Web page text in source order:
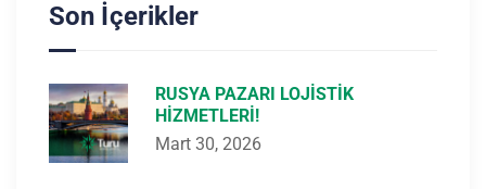
Son İçerikler
RUSYA PAZARI LOJISTIK
HIZMETLERI!
Mart 30, 2026